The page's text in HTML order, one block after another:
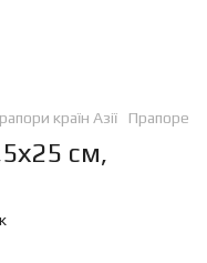
країн Азії Прапорець
см,